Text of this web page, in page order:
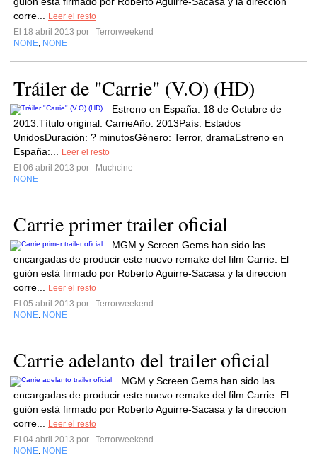
corre...
Leer el resto
El 18 abril 2013 por
Terrorweekend
NONE NONE
Tráiler de "Carrie" (V.O) (HD)
Estreno en España: 18 de Octubre de
2013.Título original: CarrieAño: 2013País: Estados
UnidosDuración: ? minutosGénero: Terror, dramaEstreno en
España:...
Leer el resto
El 06 abril 2013 por
Muchcine
NONE
Carrie primer trailer oficial
MGM y Screen Gems han sido las
encargadas de producir este nuevo remake del film Carrie. El
guión está firmado por Roberto Aguirre-Sacasa y la direccion
corre...
Leer el resto
El 05 abril 2013 por
Terrorweekend
NONE NONE
Carrie adelanto del trailer oficial
MGM y Screen Gems han sido las
encargadas de producir este nuevo remake del film Carrie. El
guión está firmado por Roberto Aguirre-Sacasa y la direccion
corre...
Leer el resto
El 04 abril 2013 por
Terrorweekend
NONE NONE